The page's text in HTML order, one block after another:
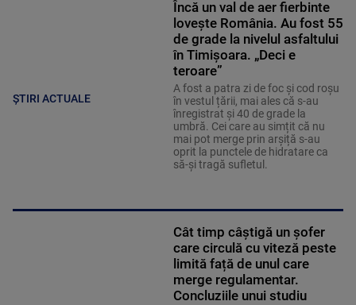
ȘTIRI ACTUALE
Încă un val de aer fierbinte
lovește România. Au fost 55
de grade la nivelul asfaltului
în Timișoara. „Deci e
teroare”
A fost a patra zi de foc și cod roșu
în vestul țării, mai ales că s-au
înregistrat și 40 de grade la
umbră. Cei care au simțit că nu
mai pot merge prin arșiță s-au
oprit la punctele de hidratare ca
să-și tragă sufletul.
Cât timp câștigă un șofer
care circulă cu viteză peste
limită față de unul care
merge regulamentar.
Concluziile unui studiu